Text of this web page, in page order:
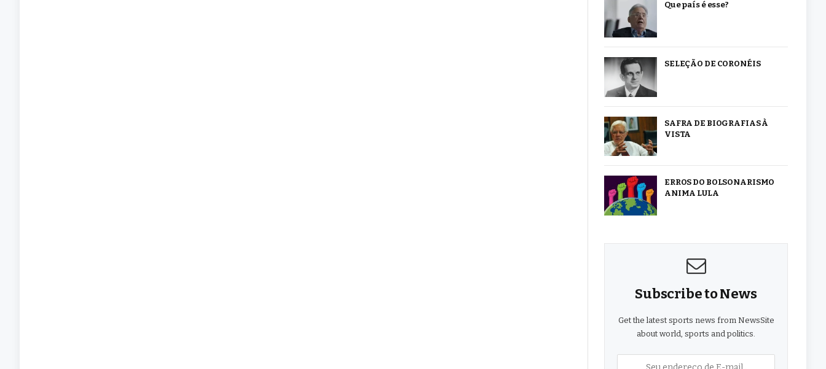
Que país é esse?
SELEÇÃO DE CORONÉIS
SAFRA DE BIOGRAFIAS À
VISTA
ERROS DO BOLSONARISMO
ANIMA LULA
Subscribe to News
Get the latest sports news from NewsSite
about world, sports and politics.